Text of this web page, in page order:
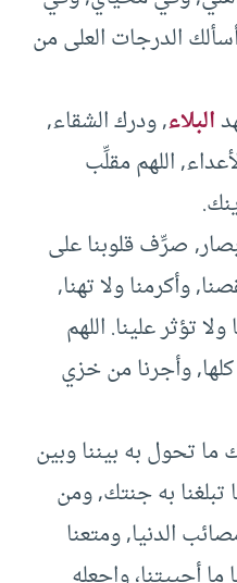
الدرجات العلى من
البلاء, ودرك الشقاء,
اللهم مقلِّب
صرِّف قلوبنا على
وأكرمنا ولا تهنا,
تؤثر علينا. اللهم
وأجرنا من خزي
تحول به بيننا وبين
به جنتك, ومن
الدنيا, ومتعنا